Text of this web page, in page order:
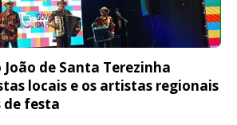
de Santa Terezinha
locais e os artistas regionais
de festa